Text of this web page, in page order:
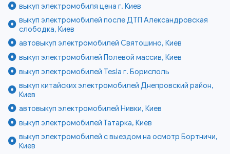
выкуп электромобиля цена г. Киев
выкуп электромобилей после ДТП Александровская
слободка, Киев
автовыкуп электромобилей Святошино, Киев
выкуп электромобилей Полевой массив, Киев
выкуп электромобилей Tesla г. Борисполь
выкуп китайских электромобилей Днепровский район,
Киев
автовыкуп электромобилей Нивки, Киев
выкуп электромобилей Татарка, Киев
выкуп электромобилей с выездом на осмотр Бортничи,
Киев